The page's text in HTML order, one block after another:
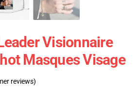
Visionnaire
Masques Visage
reviews)